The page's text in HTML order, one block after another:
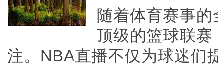
随着体育赛事
顶级的篮球联
注。NBA直播不仅为球迷们